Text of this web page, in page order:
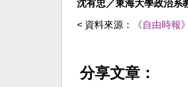
沈有忠／東海大學政治系
< 資料來源： 《自由時報
分享文章：